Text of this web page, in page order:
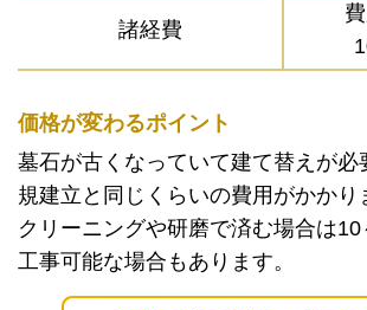
諸経費
価格が変わるポイント
墓石が古くなっていて建て替えが必
規建立と同じくらいの費用がかかり
クリーニングや研磨で済む場合は
工事可能な場合もあります。